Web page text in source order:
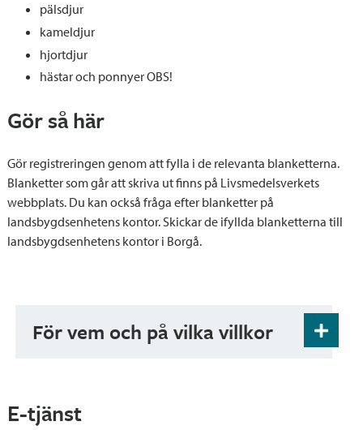
pälsdjur
kameldjur
hjortdjur
hästar och ponnyer OBS!
Gör så här
Gör registreringen genom att fylla i de relevanta blanketterna.
Blanketter som går att skriva ut finns på Livsmedelsverkets
webbplats. Du kan också fråga efter blanketter på
landsbygdsenhetens kontor. Skickar de ifyllda blanketterna till
landsbygdsenhetens kontor i Borgå.
För vem och på vilka villkor
merkantilt syfte, så som sommarhöns, kräver
E-tjänst